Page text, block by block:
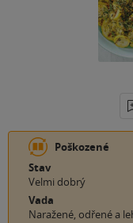
Poškozené
Stav
Velmi dobrý
Vada
Naražené, odřené a